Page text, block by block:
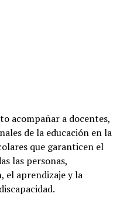
acompañar a docentes,
de la educación en la
que garanticen el
las personas,
el aprendizaje y la